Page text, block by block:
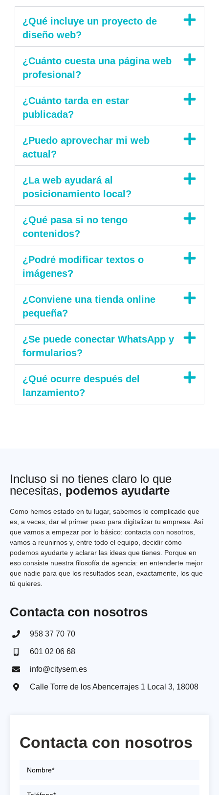
¿Qué incluye un proyecto de
diseño web?
¿Cuánto cuesta una página web
profesional?
¿Cuánto tarda en estar
publicada?
¿Puedo aprovechar mi web
actual?
¿La web ayudará al
posicionamiento local?
¿Qué pasa si no tengo
contenidos?
¿Podré modificar textos o
imágenes?
¿Conviene una tienda online
pequeña?
¿Se puede conectar WhatsApp y
formularios?
¿Qué ocurre después del
lanzamiento?
Incluso si no tienes claro lo que
necesitas, podemos ayudarte
Como hemos estado en tu lugar, sabemos lo complicado que
es, a veces, dar el primer paso para digitalizar tu empresa. Así
que vamos a empezar por lo básico: contacta con nosotros,
vamos a reunirnos y, entre todo el equipo, decidir cómo
podemos ayudarte y aclarar las ideas que tienes. Porque en
eso consiste nuestra filosofía de agencia: en entenderte mejor
que nadie para que los resultados sean, exactamente, los que
tú quieres.
Contacta con nosotros
958 37 70 70
601 02 06 68
info@citysem.es
Calle Torre de los Abencerrajes 1 Local 3, 18008​
Contacta con nosotros